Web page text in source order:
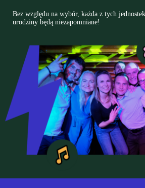
Bez względu na wybór, każda z tych
urodziny będą niezapomniane!